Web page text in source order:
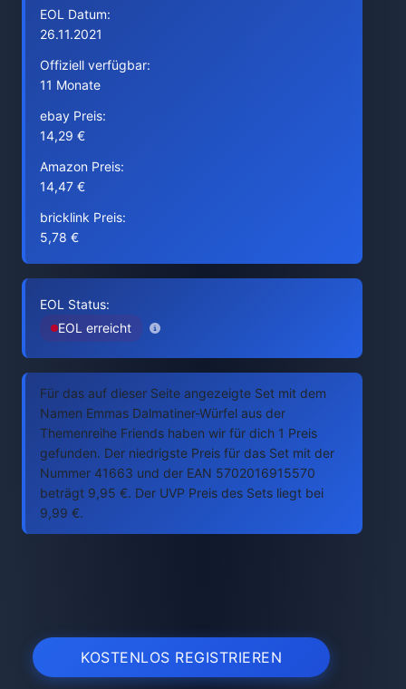
EOL Datum:
26.11.2021
Offiziell verfügbar:
11 Monate
ebay Preis:
14,29 €
Amazon Preis:
14,47 €
bricklink Preis:
5,78 €
EOL Status:
EOL erreicht
Für das auf dieser Seite angezeigte Set mit dem
Namen Emmas Dalmatiner-Würfel aus der
Themenreihe Friends haben wir für dich 1 Preis
gefunden. Der niedrigste Preis für das Set mit der
Nummer 41663 und der EAN 5702016915570
beträgt 9,95 €. Der UVP Preis des Sets liegt bei
9,99 €.
KOSTENLOS REGISTRIEREN